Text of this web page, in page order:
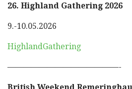
26. Highland Gathering 2026
9.-10.05.2026
HighlandGathering
——————————————-